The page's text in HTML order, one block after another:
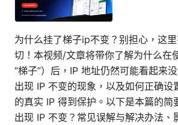
为什么挂了梯子ip不变？别担心，这
切！本视频/文章将带你了解为什么在
“梯子”）后，IP 地址仍然可能看起来
出现 IP 不变的现象，以及如何正确设
的真实 IP 得到保护。以下是本篇的简
出现 IP 不变？常见误解与解决办法、